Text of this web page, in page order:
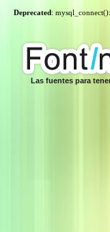
Deprecated:
Las fuentes para